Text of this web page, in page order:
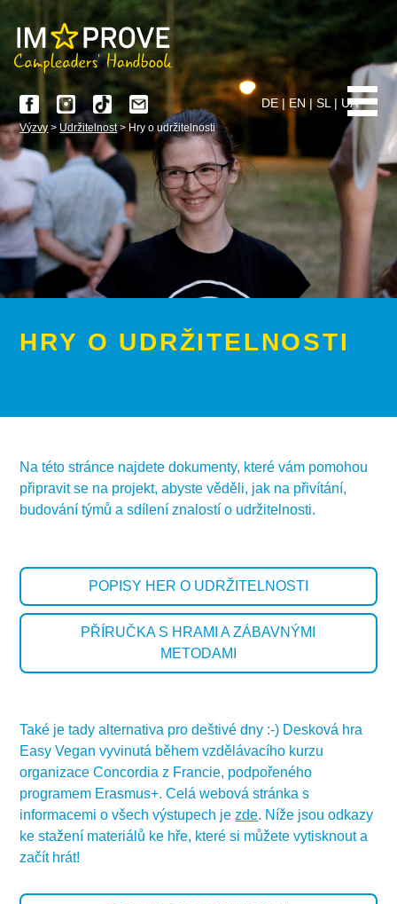
DE | EN |SL | UA
Výzvy >Udržitelnost> Hry o udržitelnosti
HRY O UDRŽITELNOSTI
Na této stránce najdete dokumenty, které vám pomohou
připravit se na projekt, abyste věděli, jak na přivítání,
budování týmů a sdílení znalostí o udržitelnosti.
POPISY HER O UDRŽITELNOSTI
PŘÍRUČKA S HRAMI A ZÁBAVNÝMI
METODAMI
Také je tady alternativa pro deštivé dny :-) Desková hra
Easy Vegan vyvinutá během vzdělávacího kurzu
organizace Concordia z Francie, podpořeného
programem Erasmus+. Celá webová stránka s
informacemi o všech výstupech jezde. Níže jsou odkazy
ke stažení materiálů ke hře, které si můžete vytisknout a
začít hrát!